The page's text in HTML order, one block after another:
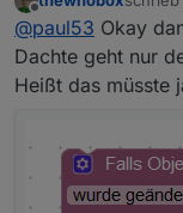
Ichweiß
Ja, Regex
Offline zuletzt
@paul53 Okay
Dachte geht nur
Heißt das müsste